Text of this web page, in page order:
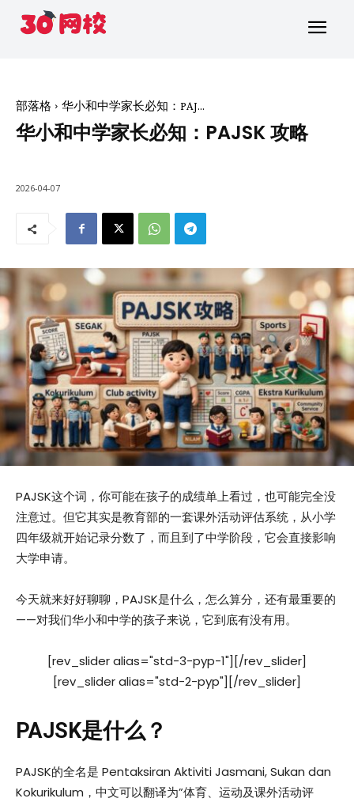
部落格 华小和中学家长必知：PAJ...
华小和中学家长必知：PAJSK 攻略
2026-04-07
PAJSK这个词，你可能在孩子的成绩单上看过，也可能完全没
注意过。但它其实是教育部的一套课外活动评估系统，从小学
四年级就开始记录分数了，而且到了中学阶段，它会直接影响
大学申请。
今天就来好好聊聊，PAJSK是什么，怎么算分，还有最重要的
——对我们华小和中学的孩子来说，它到底有没有用。
[rev_slider alias="std-3-pyp-1"][/rev_slider]
[rev_slider alias="std-2-pyp"][/rev_slider]
PAJSK是什么？
PAJSK的全名是 Pentaksiran Aktiviti Jasmani, Sukan dan
Kokurikulum，中文可以翻译为”体育、运动及课外活动评